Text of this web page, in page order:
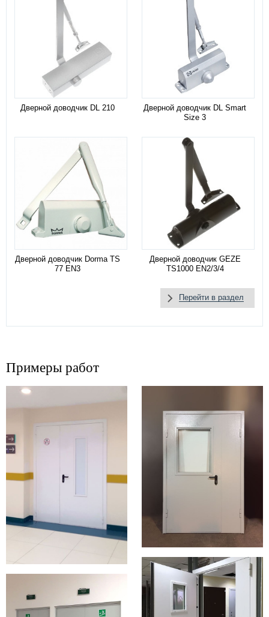
Дверной доводчик DL 210
Дверной доводчик DL Smart
Size 3
Дверной доводчик Dorma TS
77 EN3
Дверной доводчик GEZE
TS1000 EN2/3/4
Перейти в раздел
Примеры работ